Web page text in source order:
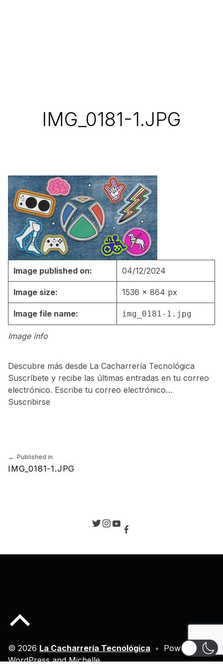
IMG_0181-1.JPG
Image info
Image published on: 04/12/2024
Image size: 1536 × 864 px
Image file name: img_0181-1.jpg
Descubre más desde La Cacharrería Tecnológica
Suscríbete y recibe las últimas entradas en tu correo
electrónico. Escribe tu correo electrónico…
Suscribirse
Navegación de entradas
Published in
IMG_0181-1.JPG
© 2026 La Cacharrería Tecnológica • Powered by
WordPressandMichelle.